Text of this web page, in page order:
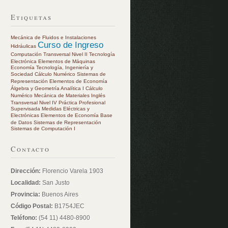
Etiquetas
Mecánica de Fluidos e Instalaciones
Hidráulicas Curso de Ingreso
Computación Transversal Nivel II Tecnología
Electrónica Elementos de Máquinas
Economía Tecnología, Ingeniería y
Sociedad Cálculo Numérico Sistemas de
Representación Elementos de Economía
Álgebra y Geometría Analítica I Cálculo
Numérico Mecánica de Materiales Inglés
Transversal Nivel IV Práctica Profesional
Supervisada Medidas Eléctricas y
Electrónicas Elementos de Economía Base
de Datos Sistemas de Representación
Sistemas de Computación I
Contacto
Dirección: Florencio Varela 1903
Localidad: San Justo
Provincia: Buenos Aires
Código Postal: B1754JEC
Teléfono: (54 11) 4480-8900